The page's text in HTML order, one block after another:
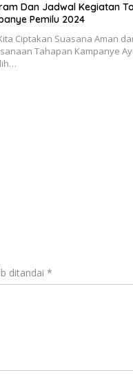
Dan Jadwal Kegiatan
Pemilu 2024
Ciptakan Suasana Aman
Tahapan Kampanye
ditandai *